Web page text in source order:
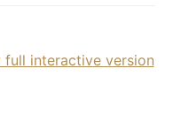
full interactive version